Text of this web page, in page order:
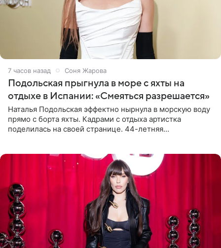
7 часов назад Соня Жарова
Подольская прыгнула в море с яхты на
отдыхе в Испании: «Смеяться разрешается»
Наталья Подольская эффектно нырнула в морскую воду
прямо с борта яхты. Кадрами с отдыха артистка
поделилась на своей странице. 44-летняя